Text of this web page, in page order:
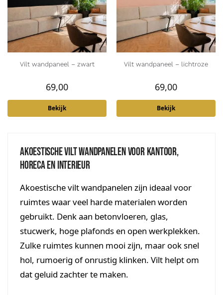
Vilt wandpaneel – zwart
69,00
Bekijk
Vilt wandpaneel – lichtroze
69,00
Bekijk
Akoestische vilt wandpanelen voor kantoor,
horeca en interieur
Akoestische vilt wandpanelen zijn ideaal voor
ruimtes waar veel harde materialen worden
gebruikt. Denk aan betonvloeren, glas,
stucwerk, hoge plafonds en open werkplekken.
Zulke ruimtes kunnen mooi zijn, maar ook snel
hol, rumoerig of onrustig klinken. Vilt helpt om
dat geluid zachter te maken.